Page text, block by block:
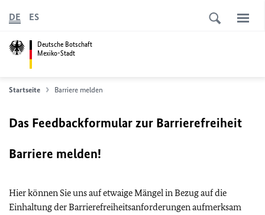
Deutsche Botschaft
Mexiko-Stadt
DE ES
Startseite Barriere melden
Das Feedbackformular zur Barrierefreiheit
Barriere melden!
Hier können Sie uns auf etwaige Mängel in Bezug auf die
Einhaltung der Barrierefreiheitsanforderungen aufmerksam